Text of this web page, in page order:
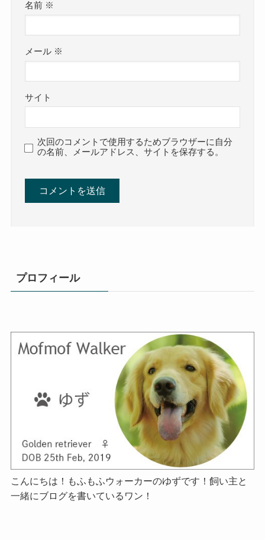
名前 ※
メール ※
サイト
次回のコメントで使用するためブラウザーに自分
の名前、メールアドレス、サイトを保存する。
プロフィール
こんにちは！もふもふウォーカーのゆずです！飼い主と
一緒にブログを書いているワン！